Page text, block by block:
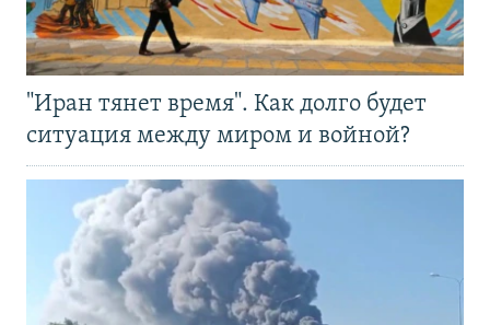
"Иран тянет время". Как долго будет
ситуация между миром и войной?